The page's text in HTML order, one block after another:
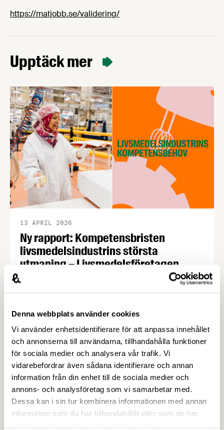
Denna webbplats använder cookies
Vi använder enhetsidentifierare för att anpassa innehållet
och annonserna till användarna, tillhandahålla funktioner
för sociala medier och analysera vår trafik. Vi
vidarebefordrar även sådana identifierare och annan
information från din enhet till de sociala medier och
annons- och analysföretag som vi samarbetar med.
Dessa kan i sin tur kombinera informationen med annan
information som du har tillhandahållit eller som de har
https://matjobb.se/validering/
Upptäck mer
Ny rapport: Kompetensbristen
livsmedelsindustrins största
utmaning – Livsmedelsföretagen
13 APRIL 2026
Trots ett antal väldigt utmanande år så vill 9 av 10
svenska livsmedelsproducenter öka produktionen
kompetensbrist – 7 av 10 företag har svårare att
hitta rätt kompetens idag jämfört med för fem år
sedan. Det visar en ny rapport från
Livsmedelsföretagen som vill se en nationell
strategi …